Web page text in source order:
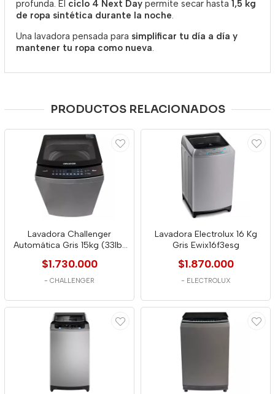
profunda. El ciclo 4 Next Day permite secar hasta 1,5 kg
de ropa sintética durante la noche.
Una lavadora pensada para simplificar tu día a día y
mantener tu ropa como nueva.
PRODUCTOS RELACIONADOS
Lavadora Challenger
Automática Gris 15kg (33lb)
$1.730.000
- CHALLENGER
Lavadora Electrolux 16 Kg
Gris Ewix16f3esg
$1.870.000
- ELECTROLUX